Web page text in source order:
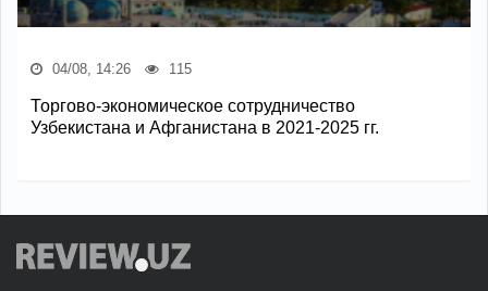
04/08, 14:26 115
Торгово-экономическое сотрудничество
Узбекистана и Афганистана в 2021-2025 гг.